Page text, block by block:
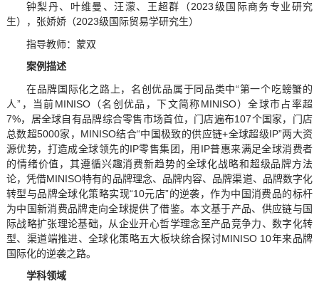
钟梨丹、叶维曼、汪濛、王超群（2023级国际商务专业研究
生），张娇娇（2023级国际贸易学研究生）
指导教师：蒙双
案例描述
在品牌国际化之路上，名创优品属于同品类中“第一个吃螃蟹的
人”，当前MINISO（名创优品，下文简称MINISO）全球市占率超
7%，居全球自有品牌综合零售市场首位，门店遍布107个国家，门店
总数超5000家，MINISO结合“中国极致的供应链+全球超级IP”两大资
源优势，打造成全球领先的IP零售集团，用IP普惠来满足全球消费者
的情绪价值，其遵循兴趣消费新趋势的全球化战略和超级品牌方法
论，凭借MINISO特有的品牌理念、品牌内容、品牌渠道、品牌数字化
转型与品牌全球化策略实现“10元店”的逆袭，作为中国消费品的标杆
为中国新消费品牌走向全球提供了借鉴。本文基于产品、供应链与国
际战略扩张理论基础，从企业开心哲学理念至产品竞争力、数字化转
型、渠道端推进、全球化策略五大板块综合探讨MINISO 10年来品牌
国际化的逆袭之路。
学科领域